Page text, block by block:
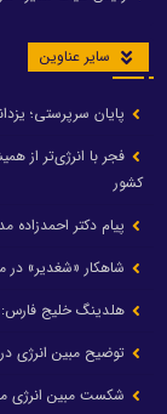
سایر عناوین
پایان سرپرستی؛
فجر با انرژی‌تر از
کشور
پیام دکتر
شاهکار «شغدیر» در
هلدینگ خلیج
توضیح مبین انرژی
شکست مبین انرژی